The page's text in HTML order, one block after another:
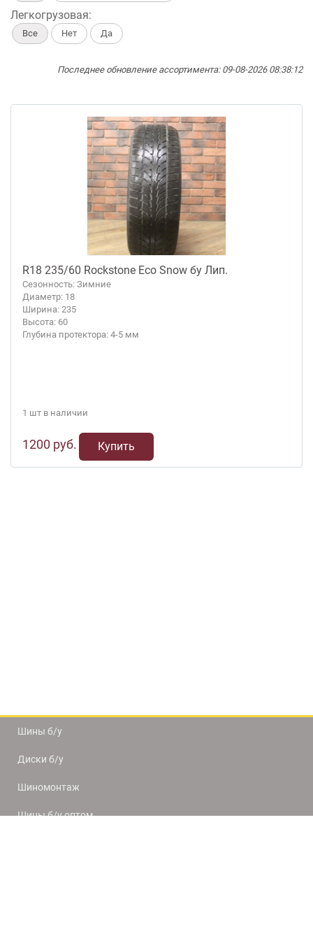
Легкогрузовая:
Все Нет Да
Последнее обновление ассортимента: 09-08-2026 08:38:12
R18 235/60 Rockstone Eco Snow бу Лип.
Сезонность: Зимние
Диаметр: 18
Ширина: 235
Высота: 60
Глубина протектора: 4-5 мм
1 шт в наличии
1200 руб. Купить
Шины б/у
Диски б/у
Шиномонтаж
Шины б/у оптом